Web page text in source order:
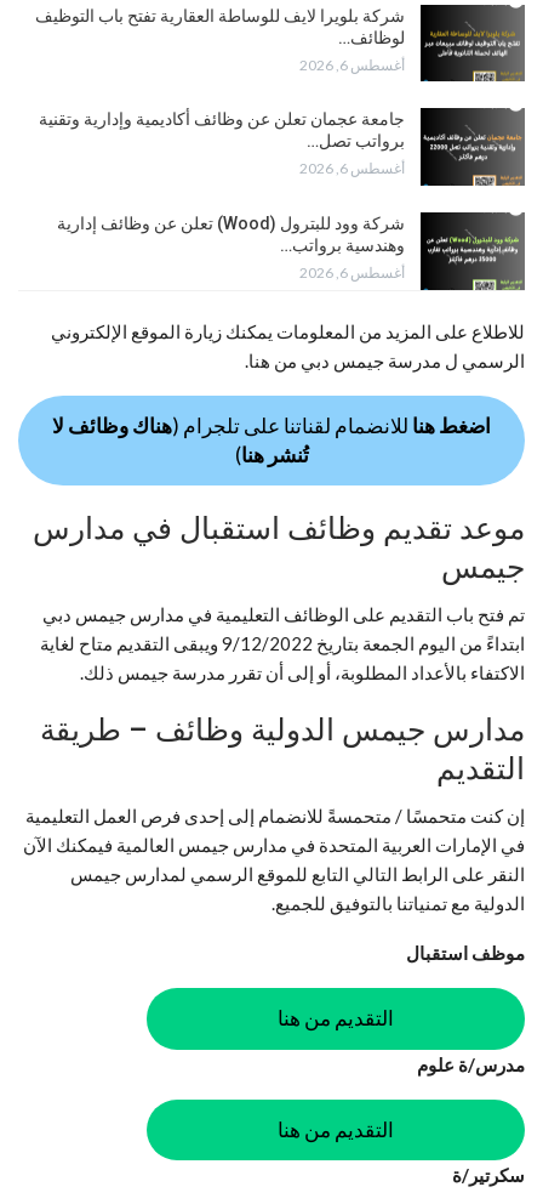
شركة بلويرا لايف للوساطة العقارية تفتح باب التوظيف
لوظائف…
أغسطس 6, 2026
جامعة عجمان تعلن عن وظائف أكاديمية وإدارية وتقنية
برواتب تصل…
أغسطس 6, 2026
شركة وود للبترول (Wood) تعلن عن وظائف إدارية
وهندسية برواتب…
أغسطس 6, 2026
للاطلاع على المزيد من المعلومات يمكنك زيارة الموقع الإلكتروني
الرسمي ل مدرسة جيمس دبي من هنا.
اضغط هنا للانضمام لقناتنا على تلجرام (هناك وظائف لا
تُنشر هنا)
موعد تقديم وظائف استقبال في مدارس
جيمس
تم فتح باب التقديم على الوظائف التعليمية في مدارس جيمس دبي
ابتداءً من اليوم الجمعة بتاريخ 9/12/2022 ويبقى التقديم متاح لغاية
الاكتفاء بالأعداد المطلوبة، أو إلى أن تقرر مدرسة جيمس ذلك.
مدارس جيمس الدولية وظائف – طريقة
التقديم
إن كنت متحمسًا / متحمسةً للانضمام إلى إحدى فرص العمل التعليمية
في الإمارات العربية المتحدة في مدارس جيمس العالمية فيمكنك الآن
النقر على الرابط التالي التابع للموقع الرسمي لمدارس جيمس
الدولية مع تمنياتنا بالتوفيق للجميع.
موظف استقبال
التقديم من هنا
مدرس/ة علوم
التقديم من هنا
سكرتير/ة